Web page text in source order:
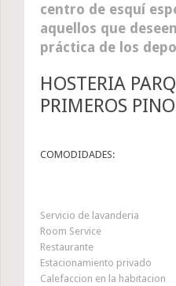
centro de esquí
aquellos que
práctica de los
HOSTERIA
PRIMEROS
COMODIDADES:
Servicio de lavanderia
Room Service
Restaurante
Estacionamiento privado
Calefaccion en la habitacion